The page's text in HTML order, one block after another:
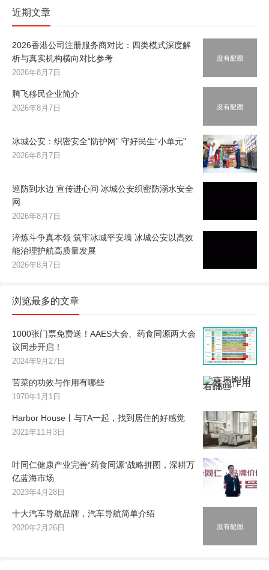
近期文章
2026香港公司注册服务商对比：四类模式深度解
析与真实机构横向对比参考
2026年8月7日
腾飞移民企业简介
2026年8月7日
冰城公安：织密安全“防护网” 守好民生“小单元”
2026年8月7日
巡防到水边 宣传进心间 冰城公安织密防溺水安全
网
2026年8月7日
淬炼斗争真本领 筑牢冰城平安墙 冰城公安以高效
能治理护航高质量发展
2026年8月7日
浏览最多的文章
1000张门票免费送！AAES大会、药食同源两大会
议同步开启！
2024年9月27日
苦菜的功效与作用有哪些
1970年1月1日
Harbor House丨与TA一起，找到居住的好感觉
2021年11月3日
叶同仁健康产业完善“药食同源”战略拼图，深耕万
亿蓝海市场
2023年4月28日
十大汽车导航品牌，汽车导航简单介绍
2020年2月26日